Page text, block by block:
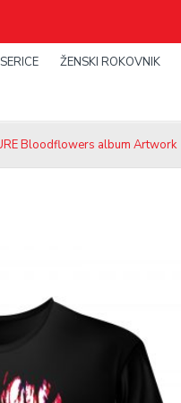
ŽENSKI ROKOVNIK
Bloodflowers album Artwork